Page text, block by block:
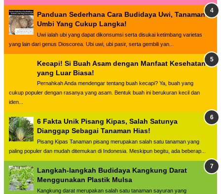
Panduan Sederhana Cara Budidaya Uwi, Tanaman
Umbi Yang Cukup Langka!
Uwi ialah ubi yang dapat dikonsumsi serta disukai ketimbang varietas
yang lain dari genus Dioscorea. Ubi uwi, ubi pasir, serta gembili yan...
Kecapi! Si Buah Asam dengan Manfaat Kesehatan
yang Luar Biasa!
Pernahkah Anda mendengar tentang buah kecapi? Ya, buah yang
cukup populer dengan rasanya yang asam. Bentuk buah ini berukuran kecil dan
iden...
6 Fakta Unik Pisang Kipas, Salah Satunya
Dianggap Sebagai Tanaman Hias!
Pisang Kipas Tanaman pisang merupakan salah satu tanaman yang
paling populer dan mudah ditemukan di Indonesia. Meskipun begitu, ada beberap...
Langkah-langkah Budidaya Kangkung Darat
Menggunakan Plastik Mulsa
Kangkung darat merupakan salah satu tanaman sayuran yang